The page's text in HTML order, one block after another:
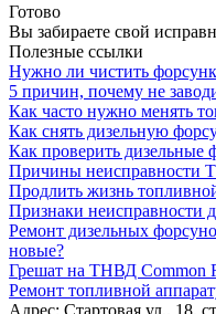
Готово
Вы забираете свой
Полезные ссылки
Нужно ли чистить
5 причин, почему не
Как часто нужно менять
Как снять дизельную
Как проверить дизельные
Причины неисправности
Продлить жизнь
Признаки неисправности
Ремонт дизельных
новые?
Грешат на ТНВД Common
Ремонт топливной
Адрес: Стартовая ул., 18,